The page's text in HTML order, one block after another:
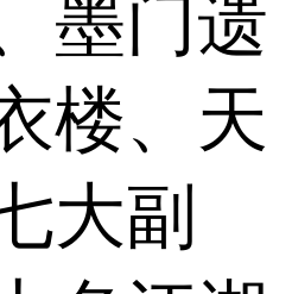
墨门遗
楼、天
大副